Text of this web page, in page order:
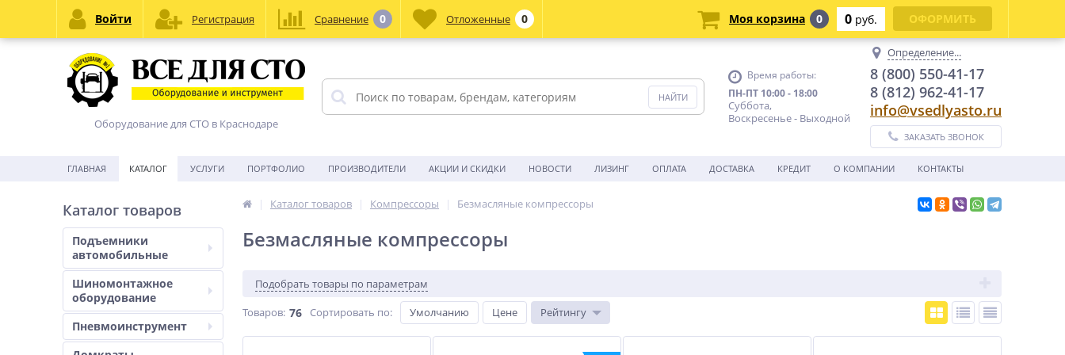
Оборудование для СТО в Краснодаре
Время работы:
ПН-ПТ 10:00 - 18:00
Суббота,
Воскресенье - Выходной
Определение...
8 (800) 550-41-17
8 (812) 962-41-17
info@vsedlyasto.ru
ЗАКАЗАТЬ ЗВОНОК
ГЛАВНАЯ КАТАЛОГ УСЛУГИ ПОРТФОЛИО ПРОИЗВОДИТЕЛИ АКЦИИ И СКИДКИ НОВОСТИ ЛИЗИНГ ОПЛАТА ДОСТАВКА КРЕДИТ О КОМПАНИИ КОНТАКТЫ
Каталог товаров
Подъемники
автомобильные
Шиномонтажное
оборудование
Пневмоинструмент
Каталог товаров Компрессоры Безмасляные компрессоры
Безмасляные компрессоры
Подобрать товары по параметрам
Товаров: 76 Сортировать по: Умолчанию Цене Рейтингу
Войти Регистрация Сравнение 0 Отложенные 0 Моя корзина 0 0 руб. ОФОРМИТЬ